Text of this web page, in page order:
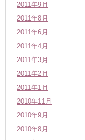
2011年9月
2011年8月
2011年6月
2011年4月
2011年3月
2011年2月
2011年1月
2010年11月
2010年9月
2010年8月